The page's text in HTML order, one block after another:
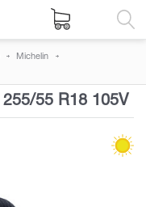
Michelin
255/55 R18 105V